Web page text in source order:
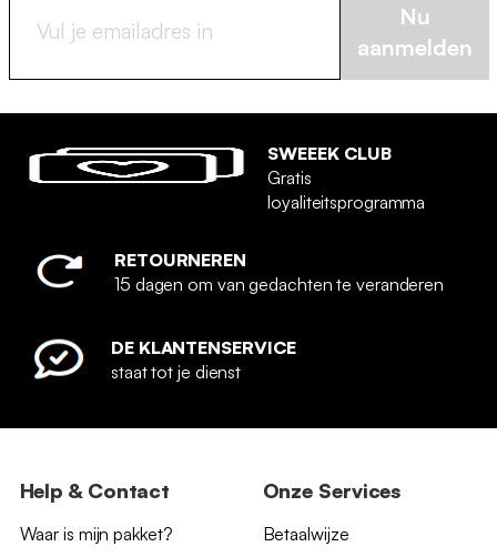
Nu
aanmelden
SWEEEK CLUB
Gratis
loyaliteitsprogramma
RETOURNEREN
15 dagen om van gedachten te veranderen
DE KLANTENSERVICE
staat tot je dienst
Help & Contact
Waar is mijn pakket?
Onze Services
Betaalwijze